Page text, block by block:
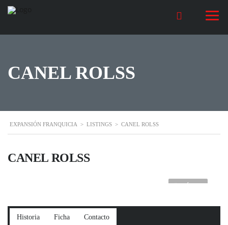
CANEL ROLSS
EXPANSIÓN FRANQUICIA > LISTINGS > CANEL ROLSS
CANEL ROLSS
1VÍDEO
Historia Ficha Contacto